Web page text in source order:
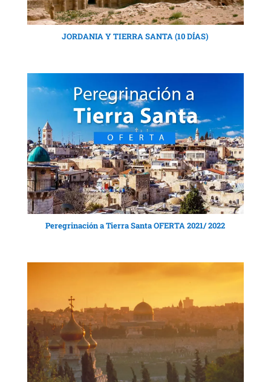
JORDANIA Y TIERRA SANTA (10 DÍAS)
Peregrinación a Tierra Santa OFERTA 2021/ 2022